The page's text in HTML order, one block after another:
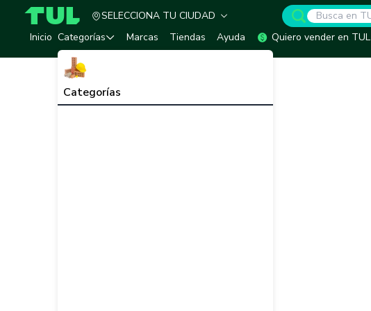
TUL - Tu Marketplace de Construcción
SELECCIONA TU CIUDAD
Inicio Categorías
Categorías
Marcas Tiendas Ayuda Quiero vender en TUL